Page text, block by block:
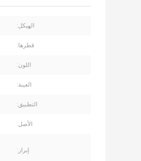
الهيكل:
قطرها:
اللون:
العينة:
التطبيق:
الأصل:
إبراز: